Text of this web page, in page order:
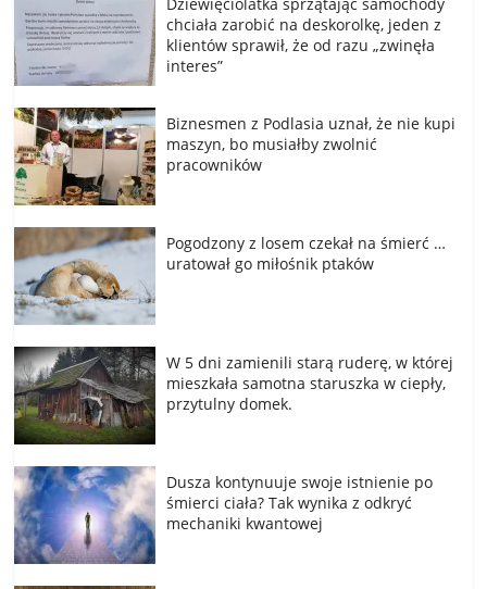
chciała zarobić na deskorolkę, jeden z
klientów sprawił, że od razu „zwinęła
interes”
Biznesmen z Podlasia uznał, że nie kupi
maszyn, bo musiałby zwolnić
pracowników
Pogodzony z losem czekał na śmierć …
uratował go miłośnik ptaków
W 5 dni zamienili starą ruderę, w której
mieszkała samotna staruszka w ciepły,
przytulny domek.
Dusza kontynuuje swoje istnienie po
śmierci ciała? Tak wynika z odkryć
mechaniki kwantowej